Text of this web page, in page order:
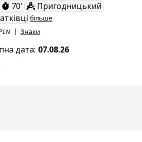
70'
Пригодницький
більше
Знаки
дата: 07.08.26